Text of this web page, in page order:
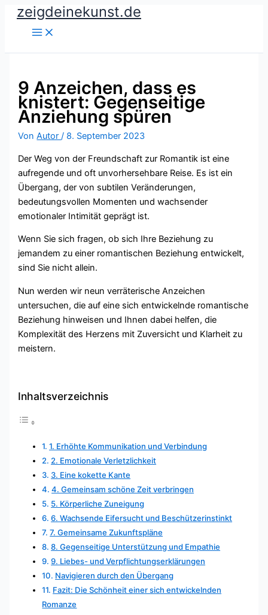
Zumzeigdeinekunst.de
9 Anzeichen, dass es
knistert: Gegenseitige
Anziehung spüren
VonAutor/ 8. September 2023
Der Weg von der Freundschaft zur Romantik ist eine
aufregende und oft unvorhersehbare Reise. Es ist ein
Übergang, der von subtilen Veränderungen,
bedeutungsvollen Momenten und wachsender
emotionaler Intimität geprägt ist.
Wenn Sie sich fragen, ob sich Ihre Beziehung zu
jemandem zu einer romantischen Beziehung entwickelt,
sind Sie nicht allein.
Nun werden wir neun verräterische Anzeichen
untersuchen, die auf eine sich entwickelnde romantische
Beziehung hinweisen und Ihnen dabei helfen, die
Komplexität des Herzens mit Zuversicht und Klarheit zu
meistern.
Inhaltsverzeichnis
1. Erhöhte Kommunikation und Verbindung
2. Emotionale Verletzlichkeit
3. Eine kokette Kante
4. Gemeinsam schöne Zeit verbringen
5. Körperliche Zuneigung
6. Wachsende Eifersucht und Beschützerinstinkt
7. Gemeinsame Zukunftspläne
8. Gegenseitige Unterstützung und Empathie
9. Liebes- und Verpflichtungserklärungen
Navigieren durch den Übergang
Fazit: Die Schönheit einer sich entwickelnden
Romanze